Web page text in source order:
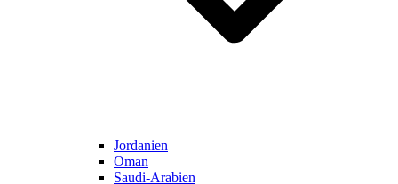
Jordanien
Oman
Saudi-Arabien